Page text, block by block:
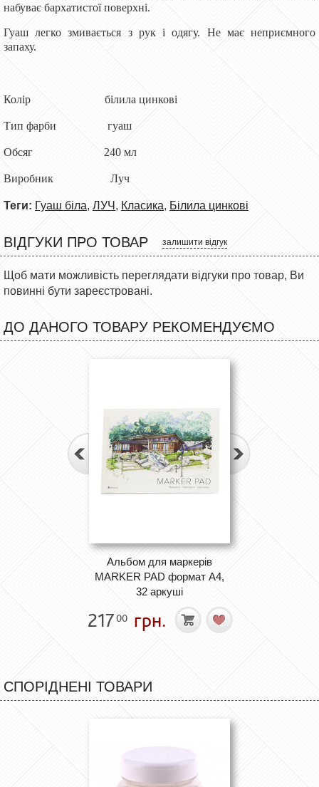
набуває бархатистої поверхні.
Гуаш легко змивається з рук і одягу. Не має неприємного
запаху.
Колір білила цинкові
Тип фарби гуаш
Обсяг 240 мл
Виробник Луч
Теги: Гуаш біла, ЛУЧ , Класика, Білила цинкові
ВІДГУКИ ПРО ТОВАР залишити відгук
Щоб мати можливість переглядати відгуки про товар, Ви
повинні бути зареєстровані.
ДО ДАНОГО ТОВАРУ РЕКОМЕНДУЄМО
Альбом для маркерів
MARKER PAD формат А4,
32 аркуші
21700 грн.
СПОРІДНЕНІ ТОВАРИ